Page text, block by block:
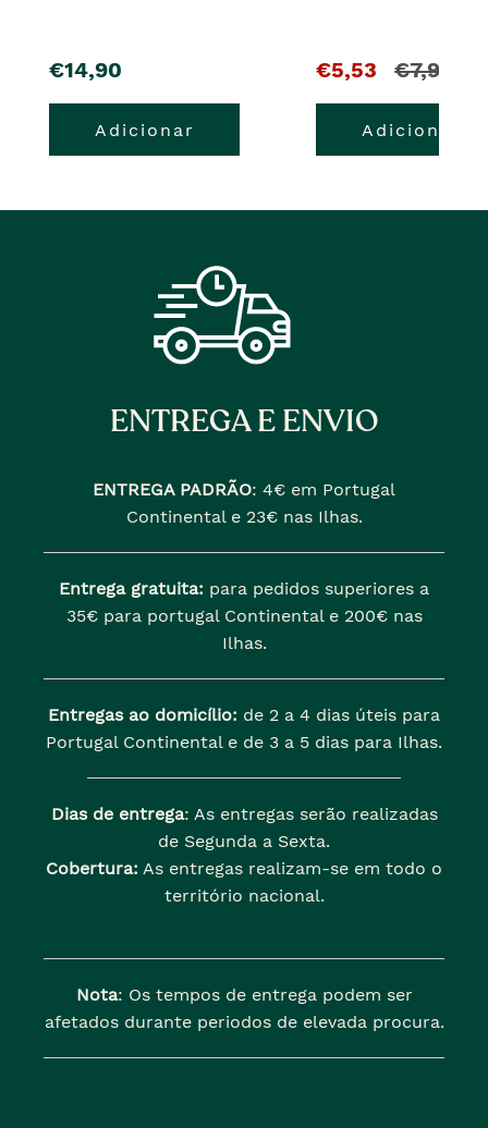
pre�o
€14,90
Adicionar
O
pre�o
atual
€5,53
e
o
pre�o
era
€7,90
Adicionar
ENTREGA E ENVIO
ENTREGA PADRÃO: 4€ em Portugal
Continental e 23€ nas Ilhas.
Entrega gratuita: para pedidos superiores a
35€ para portugal Continental e 200€ nas
Ilhas.
Entregas ao domicílio: de 2 a 4 dias úteis para
Portugal Continental e de 3 a 5 dias para Ilhas.
Dias de entrega: As entregas serão realizadas
de Segunda a Sexta.
Cobertura: As entregas realizam-se em todo o
território nacional.
Nota: Os tempos de entrega podem ser
afetados durante periodos de elevada procura.